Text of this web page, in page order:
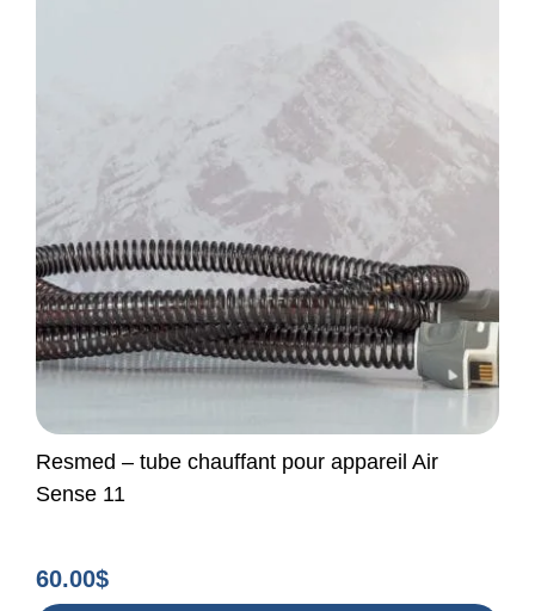
Resmed – tube chauffant pour appareil Air
Sense 11
60.00$